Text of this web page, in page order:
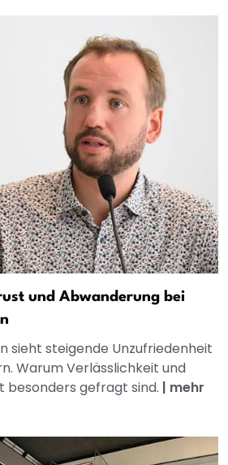
und Abwanderung bei
sieht steigende Unzufriedenheit
Warum Verlässlichkeit und
gefragt sind. | mehr